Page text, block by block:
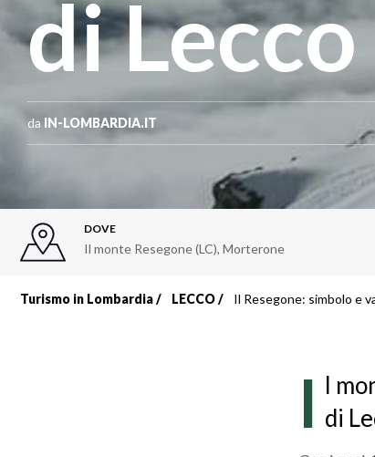
di Lecco
da IN-LOMBARDIA.IT
DOVE
Il monte Resegone (LC), Morterone
Turismo in Lombardia LECCO Il Resegone: simbolo e
I l
di